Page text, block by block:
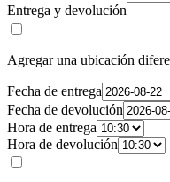
Entrega y devolución
Agregar una ubicación
Fecha de entrega
Fecha de devolución
Hora de entrega
Hora de devolución